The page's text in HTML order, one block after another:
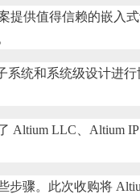
提供值得信赖的嵌入
统和系统级设计进
LLC、Altium IP
骤。此次收购将